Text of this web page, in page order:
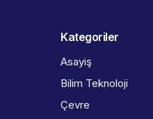
Kategoriler
Asayiş
Bilim Teknoloji
Çevre